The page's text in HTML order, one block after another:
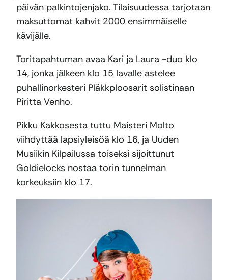
päivän palkintojenjako. Tilaisuudessa tarjotaan
maksuttomat kahvit 2000 ensimmäiselle
kävijälle.
Toritapahtuman avaa Kari ja Laura -duo klo
14, jonka jälkeen klo 15 lavalle astelee
puhallinorkesteri Pläkkploosarit solistinaan
Piritta Venho.
Pikku Kakkosesta tuttu Maisteri Molto
viihdyttää lapsiyleisöä klo 16, ja Uuden
Musiikin Kilpailussa toiseksi sijoittunut
Goldielocks nostaa torin tunnelman
korkeuksiin klo 17.